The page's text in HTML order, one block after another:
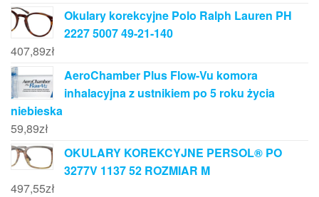
Okulary korekcyjne Polo Ralph Lauren PH
2227 5007 49-21-140
407,89zł
AeroChamber Plus Flow-Vu komora
inhalacyjna z ustnikiem po 5 roku życia
niebieska
59,89zł
OKULARY KOREKCYJNE PERSOL® PO
3277V 1137 52 ROZMIAR M
497,55zł